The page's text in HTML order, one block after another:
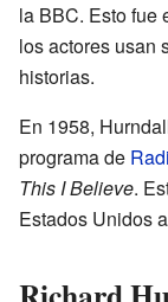
la BBC. Esto fue
los actores usan
historias.
En 1958,
programa de
This I Believe.
Estados Unidos